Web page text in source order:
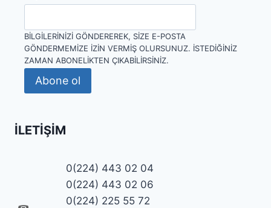
BILGILERINIZI GÖNDEREREK, SIZE E-POSTA
GÖNDERMEMIZE IZIN VERMIŞ OLURSUNUZ. İSTEDIĞINIZ
ZAMAN ABONELIKTEN ÇIKABILIRSINIZ.
Abone ol
İLETIŞIM
0(224) 443 02 04
0(224) 443 02 06
0(224) 225 55 72